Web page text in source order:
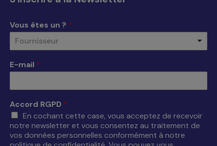
dans
nouvelle
fenêtre
dans
nouvelle
fenêtre
dans
nouvelle
fenêtre
dans
nouvelle
Vous êtes un ? *
Fournisseur
E-mail *
Accord RGPD *
En cochant cette case, vous acceptez de recevoir
notre newsletter et vous consentez au traitement de
vos données personnelles conformément à notre